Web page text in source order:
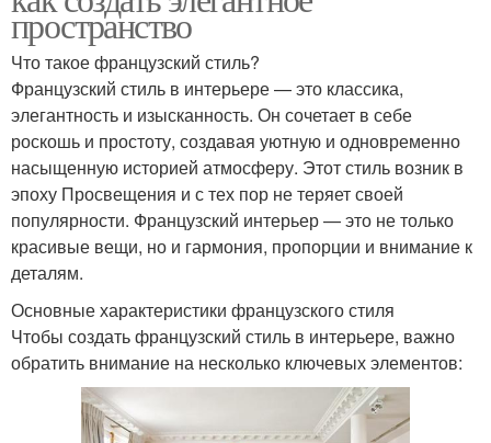
пространство
Что такое французский стиль?
Французский стиль в интерьере — это классика,
элегантность и изысканность. Он сочетает в себе
роскошь и простоту, создавая уютную и одновременно
насыщенную историей атмосферу. Этот стиль возник в
эпоху Просвещения и с тех пор не теряет своей
популярности. Французский интерьер — это не только
красивые вещи, но и гармония, пропорции и внимание к
деталям.
Основные характеристики французского стиля
Чтобы создать французский стиль в интерьере, важно
обратить внимание на несколько ключевых элементов: